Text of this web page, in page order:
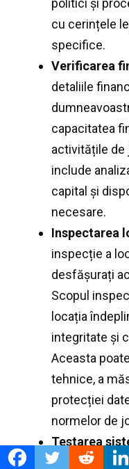
politici și
cu cerințele
specifice.
Verificarea
detaliile
capacitatea
activitățile de
include
capital și
necesare.
Inspectarea
inspecție a
desfășurați
Scopul
locația
integritate și
Aceasta
tehnice, a
protecției
normelor de
Testarea
Dacă